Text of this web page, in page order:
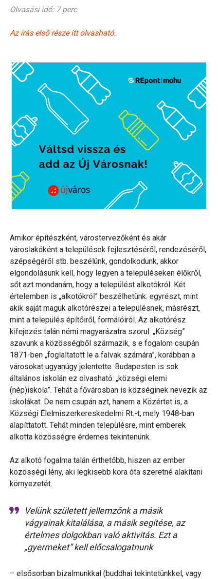
Olvasási idő: 7 perc
Az írás első része itt olvasható.
Amikor építészként, várostervezőként és akár
városlakóként a települések fejlesztéséről, rendezéséről,
szépségéről stb. beszélünk, gondolkodunk, akkor
elgondolásunk kell, hogy legyen a településeken élőkről,
sőt azt mondanám, hogy a települést alkotókról. Két
értelemben is „alkotókról” beszélhetünk: egyrészt, mint
akik saját maguk alkotórészei a településnek, másrészt,
mint a település építőiről, formálóiról. Az alkotórész
kifejezés talán némi magyarázatra szorul. „Község”
szavunk a közösségből származik, s e fogalom csupán
1871-ben „foglaltatott le a falvak számára”, korábban a
városokat ugyanúgy jelentette. Budapesten is sok
általános iskolán ez olvasható: „községi elemi
(nép)iskola”. Tehát a fővárosban is községinek nevezik az
iskolákat. De nem csupán azt, hanem a Közértet is, a
Községi Élelmiszerkereskedelmi Rt.-t, mely 1948-ban
alapíttatott. Tehát minden településre, mint emberek
alkotta közösségre érdemes tekintenünk.
Az alkotó fogalma talán érthetőbb, hiszen az ember
közösségi lény, aki legkisebb kora óta szeretné alakítani
környezetét.
Velünk született jellemzőnk a másik
vágyainak kitalálása, a másik segítése, az
értelmes dolgokban való aktivitás. Ezt a
„gyermeket” kell előcsalogatnunk
– elsősorban bizalmunkkal (buddhai tekintetünkkel, vagy